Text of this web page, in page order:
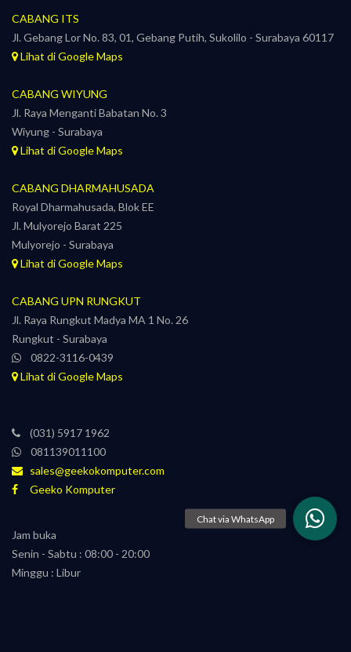
CABANG ITS
Jl. Gebang Lor No. 83, 01, Gebang Putih, Sukolilo - Surabaya 60117
Lihat di Google Maps
CABANG WIYUNG
Jl. Raya Menganti Babatan No. 3
Wiyung - Surabaya
Lihat di Google Maps
CABANG DHARMAHUSADA
Royal Dharmahusada, Blok EE
Jl. Mulyorejo Barat 225
Mulyorejo - Surabaya
Lihat di Google Maps
CABANG UPN RUNGKUT
Jl. Raya Rungkut Madya MA 1 No. 26
Rungkut - Surabaya
0822-3116-0439
Lihat di Google Maps
(031) 5917 1962
081139011100
sales@geekokomputer.com
Geeko Komputer
Jam buka
Senin - Sabtu : 08:00 - 20:00
Minggu : Libur